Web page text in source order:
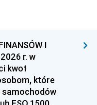
I
r. w
kwot
które
samochodów